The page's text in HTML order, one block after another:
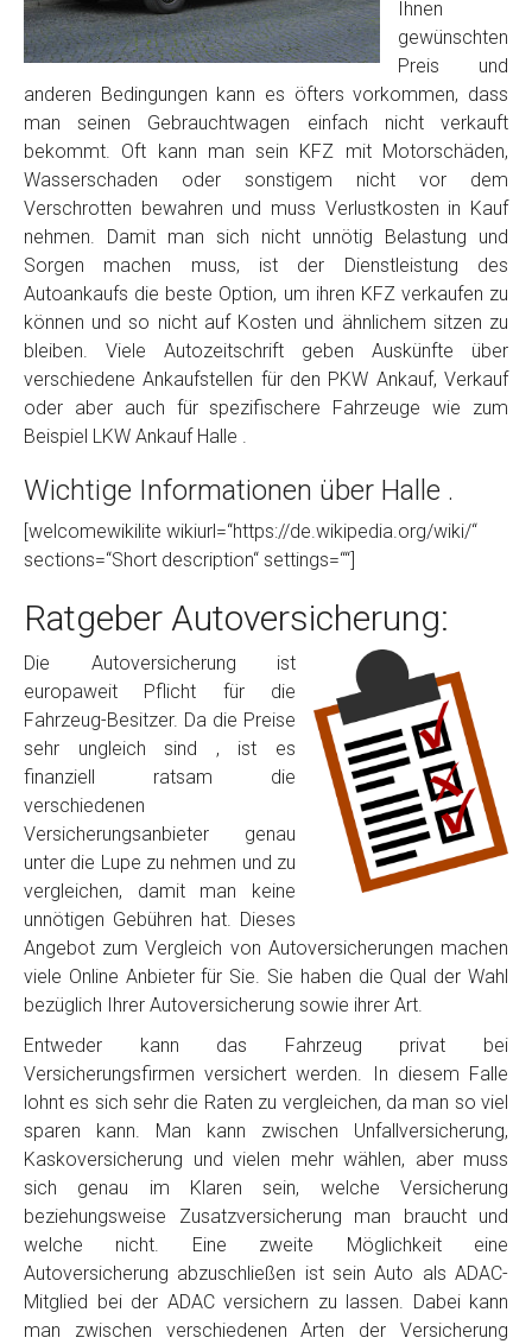
Foto Nr. 3
Sonstiges
Fertig
Wie viel ist 10+2 ?*
Ihnen
gewünschten
Preis und
anderen Bedingungen kann es öfters vorkommen, dass
man seinen Gebrauchtwagen einfach nicht verkauft
bekommt. Oft kann man sein KFZ mit Motorschäden,
Wasserschaden oder sonstigem nicht vor dem
Verschrotten bewahren und muss Verlustkosten in Kauf
nehmen. Damit man sich nicht unnötig Belastung und
Sorgen machen muss, ist der Dienstleistung des
Autoankaufs die beste Option, um ihren KFZ verkaufen zu
können und so nicht auf Kosten und ähnlichem sitzen zu
bleiben. Viele Autozeitschrift geben Auskünfte über
verschiedene Ankaufstellen für den PKW Ankauf, Verkauf
oder aber auch für spezifischere Fahrzeuge wie zum
Beispiel LKW Ankauf Halle .
Wichtige Informationen über Halle .
[welcomewikilite wikiurl=“https://de.wikipedia.org/wiki/“
sections=“Short description“ settings=““]
Ratgeber Autoversicherung:
Die Autoversicherung ist
europaweit Pflicht für die
Fahrzeug-Besitzer. Da die Preise
sehr ungleich sind , ist es
finanziell ratsam die
verschiedenen
Versicherungsanbieter genau
unter die Lupe zu nehmen und zu
vergleichen, damit man keine
unnötigen Gebühren hat. Dieses
Angebot zum Vergleich von Autoversicherungen machen
viele Online Anbieter für Sie. Sie haben die Qual der Wahl
bezüglich Ihrer Autoversicherung sowie ihrer Art.
Entweder kann das Fahrzeug privat bei
Versicherungsfirmen versichert werden. In diesem Falle
lohnt es sich sehr die Raten zu vergleichen, da man so viel
sparen kann. Man kann zwischen Unfallversicherung,
Kaskoversicherung und vielen mehr wählen, aber muss
sich genau im Klaren sein, welche Versicherung
beziehungsweise Zusatzversicherung man braucht und
welche nicht. Eine zweite Möglichkeit eine
Autoversicherung abzuschließen ist sein Auto als ADAC-
Mitglied bei der ADAC versichern zu lassen. Dabei kann
man zwischen verschiedenen Arten der Versicherung